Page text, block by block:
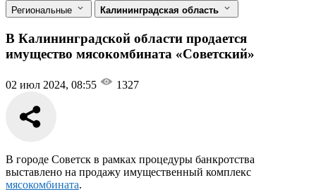
Региональные Калининградская область
В Калининградской области продается
имущество мясокомбината «Советский»
02 июл 2024, 08:55 1327
В городе Советск в рамках процедуры банкротства
выставлено на продажу имущественный комплекс
мясокомбината.